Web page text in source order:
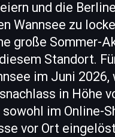
und die
Wannsee zu
große Sommer-
Standort.
im Juni 2026,
in Höhe
im Online-
vor Ort